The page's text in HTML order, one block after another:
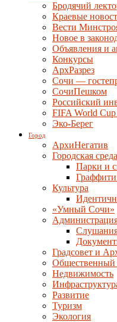
Бродячий
Краевые
Вести
Новое в
Объявления и
Конкурсы
АрхРазрез
Сочи —
СочиПешком
Российский
FIFA World
Эко-Берег
Город
АрхиНегатив
Городская среда
Парки и
Граффити
Культура
«Умный Сочи»
Градсовет и
Общественный
Недвижимость
Развитие
Туризм
Экология